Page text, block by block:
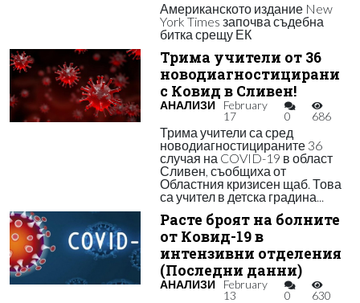
Американското издание New
York Times започва съдебна
битка срещу ЕК
Трима учители от 36
новодиагностицирани
с Ковид в Сливен!
АНАЛИЗИ
February
17
0 686
Трима учители са сред
новодиагностицираните 36
случая на COVID-19 в област
Сливен, съобщиха от
Областния кризисен щаб. Това
са учител в детска градина...
Расте броят на болните
от Ковид-19 в
интензивни отделения
(Последни данни)
АНАЛИЗИ
February
13
0 630